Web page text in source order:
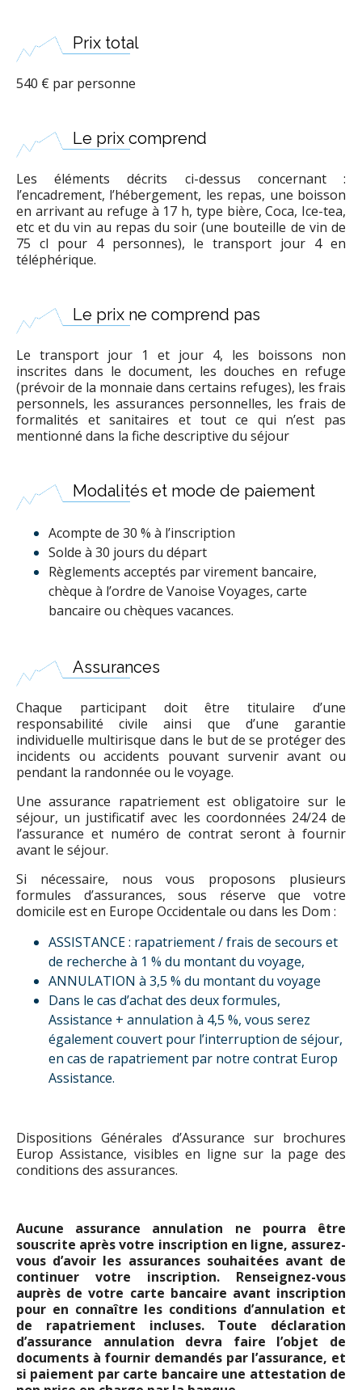
Prix total
540 € par personne
Le prix comprend
Les éléments décrits ci-dessus concernant :
l’encadrement, l’hébergement, les repas, une boisson
en arrivant au refuge à 17 h, type bière, Coca, Ice-tea,
etc et du vin au repas du soir (une bouteille de vin de
75 cl pour 4 personnes), le transport jour 4 en
téléphérique.
Le prix ne comprend pas
Le transport jour 1 et jour 4, les boissons non
inscrites dans le document, les douches en refuge
(prévoir de la monnaie dans certains refuges), les frais
personnels, les assurances personnelles, les frais de
formalités et sanitaires et tout ce qui n’est pas
mentionné dans la fiche descriptive du séjour
Modalités et mode de paiement
Acompte de 30 % à l’inscription
Solde à 30 jours du départ
Règlements acceptés par virement bancaire,
chèque à l’ordre de Vanoise Voyages, carte
bancaire ou chèques vacances.
Assurances
Chaque participant doit être titulaire d’une
responsabilité civile ainsi que d’une garantie
individuelle multirisque dans le but de se protéger des
incidents ou accidents pouvant survenir avant ou
pendant la randonnée ou le voyage.
Une assurance rapatriement est obligatoire sur le
séjour, un justificatif avec les coordonnées 24/24 de
l’assurance et numéro de contrat seront à fournir
avant le séjour.
Si nécessaire, nous vous proposons plusieurs
formules d’assurances, sous réserve que votre
domicile est en Europe Occidentale ou dans les Dom :
ASSISTANCE : rapatriement / frais de secours et
de recherche à 1 % du montant du voyage,
ANNULATION à 3,5 % du montant du voyage
Dans le cas d’achat des deux formules,
Assistance + annulation à 4,5 %, vous serez
également couvert pour l’interruption de séjour,
en cas de rapatriement par notre contrat Europ
Assistance.
Dispositions Générales d’Assurance sur brochures
Europ Assistance, visibles en ligne sur la page des
conditions des assurances.
Aucune assurance annulation ne pourra être
souscrite après votre inscription en ligne, assurez-
vous d’avoir les assurances souhaitées avant de
continuer votre inscription. Renseignez-vous
auprès de votre carte bancaire avant inscription
pour en connaître les conditions d’annulation et
de rapatriement incluses. Toute déclaration
d’assurance annulation devra faire l’objet de
documents à fournir demandés par l’assurance, et
si paiement par carte bancaire une attestation de